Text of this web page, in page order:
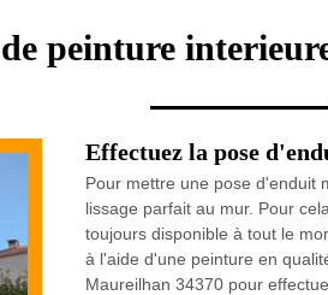
peinture
Effectuez la pose
Pour mettre une pose d'enduit
lissage parfait au mur. Pour
toujours disponible à tout le
à l'aide d'une peinture en
Maureilhan 34370 pour